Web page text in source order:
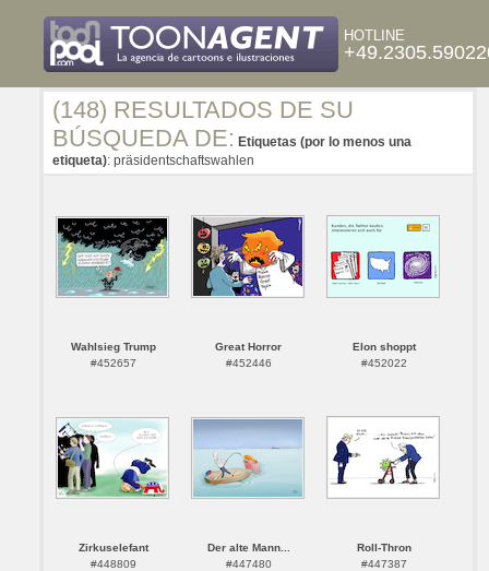
HOTLINE
(148) RESULTADOS DE SU
BÚSQUEDA DE: Etiquetas (por lo menos una
etiqueta): präsidentschaftswahlen
Wahlsieg Trump
#452657
Great Horror
#452446
Elon shoppt
#452022
Zirkuselefant
#448809
Der alte Mann...
#447480
Roll-Thron
#447387